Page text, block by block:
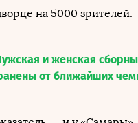
на 5000 зрителей.
и женская
от ближайших